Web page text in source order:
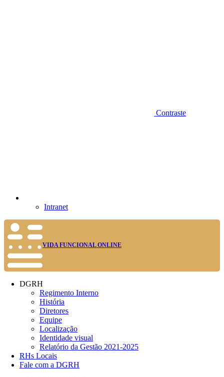
Contraste
Intranet
VIDA FUNCIONAL ONLINE
DGRH
Regimento Interno
História
Diretores
Equipe
Localização
Identidade visual
Relatório da Gestão 2021-2025
RHs Locais
Fale com a DGRH